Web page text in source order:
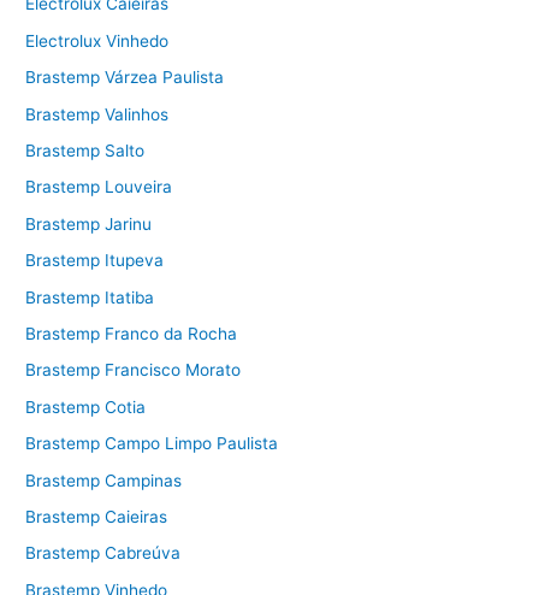
Electrolux Caieiras
Electrolux Vinhedo
Brastemp Várzea Paulista
Brastemp Valinhos
Brastemp Salto
Brastemp Louveira
Brastemp Jarinu
Brastemp Itupeva
Brastemp Itatiba
Brastemp Franco da Rocha
Brastemp Francisco Morato
Brastemp Cotia
Brastemp Campo Limpo Paulista
Brastemp Campinas
Brastemp Caieiras
Brastemp Cabreúva
Brastemp Vinhedo